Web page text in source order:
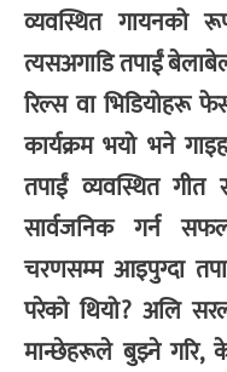
व्यवस्थित गायनको
त्यसअगाडि तपाईं
रिल्स वा भिडियोहरू
कार्यक्रम भयो भने
तपाईं व्यवस्थित गीत
सार्वजनिक गर्न
चरणसम्म आइपुग्दा
परेको थियो? अलि
मान्छेहरूले बुझ्ने गरि,